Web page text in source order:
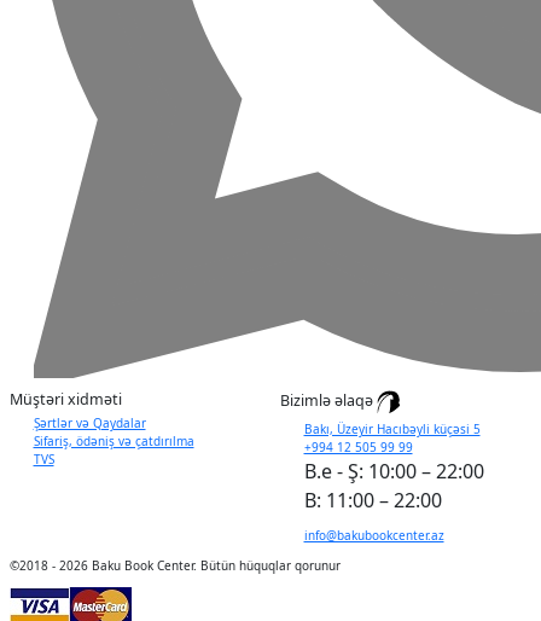
Müştəri xidməti
Şərtlər və Qaydalar
Sifariş, ödəniş və çatdırılma
TVS
Bizimlə əlaqə
Bakı, Üzeyir Hacıbəyli küçəsi 5
+994 12 505 99 99
B.e - Ş: 10:00 – 22:00
B: 11:00 – 22:00
info@bakubookcenter.az
©2018 - 2026 Baku Book Center. Bütün hüquqlar qorunur